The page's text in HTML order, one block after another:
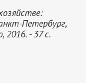
Петербург,
2016. - 37 с.